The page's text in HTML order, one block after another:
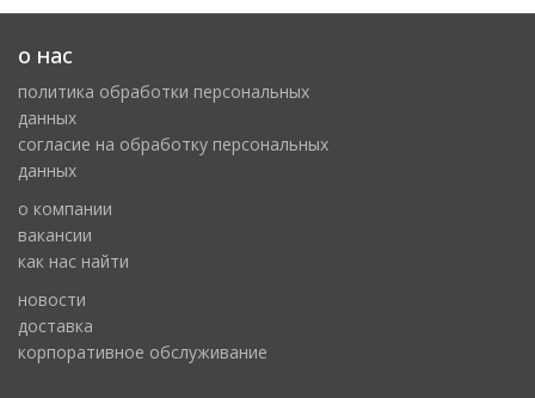
о нас
политика обработки персональных
данных
cогласие на обработку персональных
данных
о компании
вакансии
как нас найти
новости
доставка
корпоративное обслуживание